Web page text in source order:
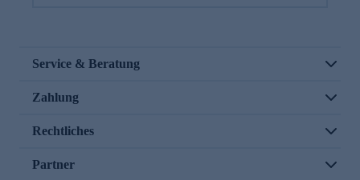
Service & Beratung
Zahlung
Rechtliches
Partner